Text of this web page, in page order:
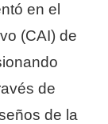
en el
(CAI) de
de
de la